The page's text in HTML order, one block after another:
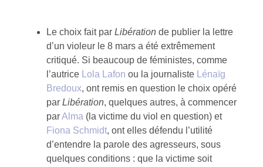
Le choix fait par Libération de publier la lettre
d’un violeur le 8 mars a été extrêmement
critiqué. Si beaucoup de féministes, comme
l’autrice
Lola Lafon ou la journaliste
Lénaïg
Bredoux, ont remis en question le choix opéré
par Libération, quelques autres, à commencer
parAlma (la victime du viol en question) et
Fiona Schmidt, ont elles défendu l’utilité
d’entendre la parole des agresseurs, sous
quelques conditions : que la victime soit